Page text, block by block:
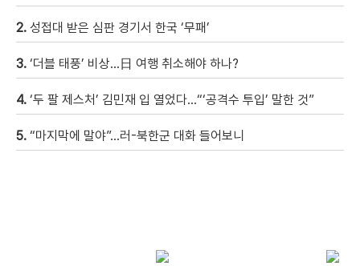
2. 성접대 받은 심판 경기서 한국 ‘무패’
3. ‘더블 태풍’ 비상…日 여행 취소해야 하나?
4. ‘두 팔 제스처’ 김민재 입 열었다…“‘공격수 투입’ 말한 것”
5. “마지막에 말야”…러-북한군 대화 들어보니